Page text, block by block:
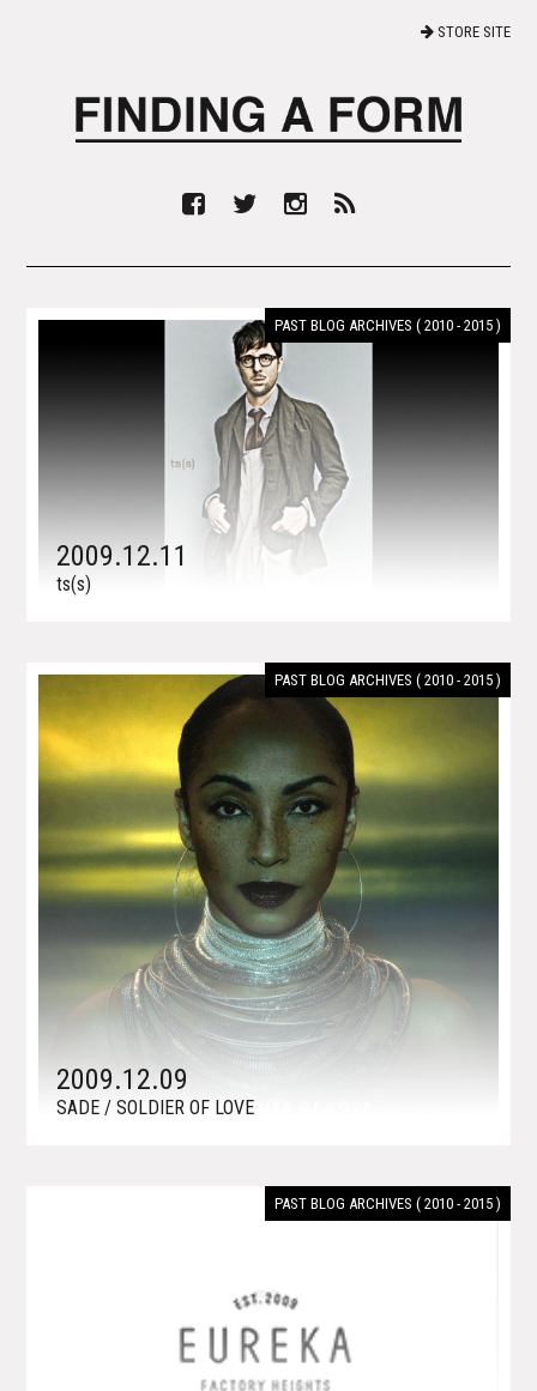
STORE SITE
PAST BLOG ARCHIVES ( 2010 - 2015 )
2009.12.11
ts(s)
PAST BLOG ARCHIVES ( 2010 - 2015 )
2009.12.09
SADE / SOLDIER OF LOVE
PAST BLOG ARCHIVES ( 2010 - 2015 )